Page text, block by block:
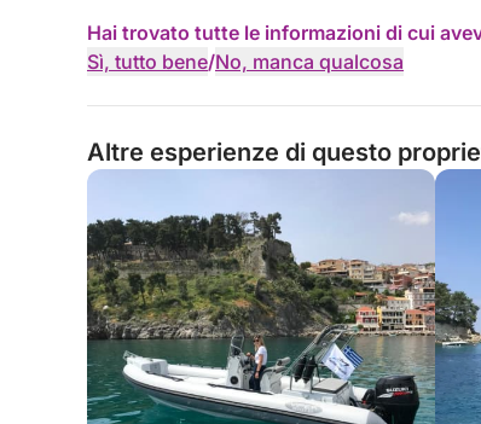
Hai trovato tutte le informazioni di cui
Sì, tutto bene/No, manca qualcosa
Altre esperienze di questo